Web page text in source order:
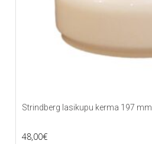
Strindberg lasikupu kerma 197 mm
48,00€